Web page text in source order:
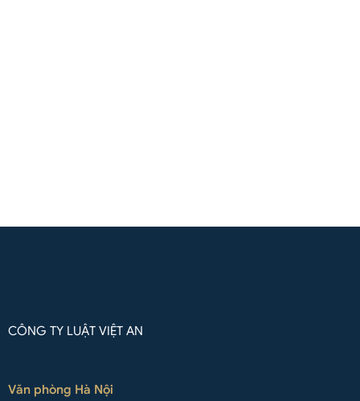
CÔNG TY LUẬT VIỆT AN
Văn phòng Hà Nội